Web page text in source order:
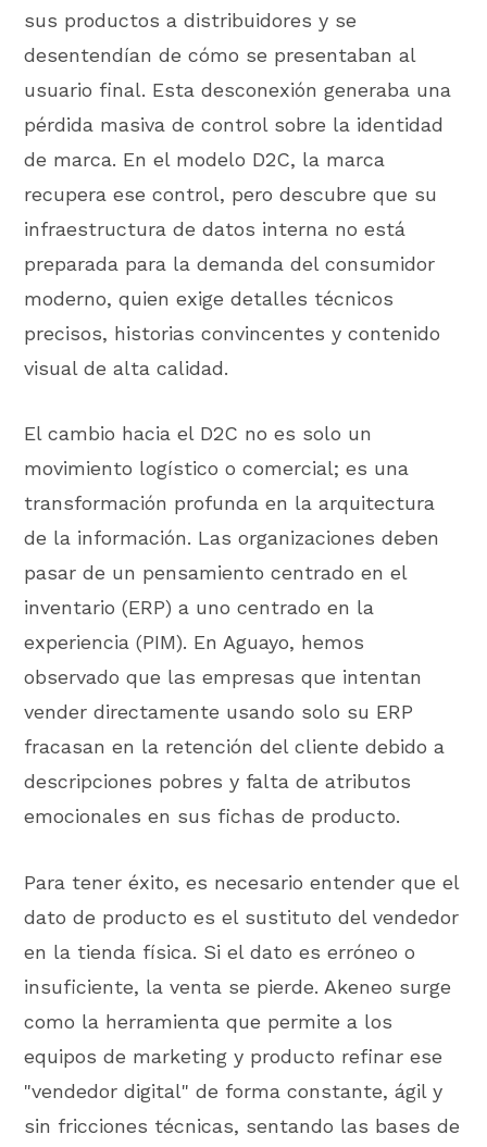
sus productos a distribuidores y se
desentendían de cómo se presentaban al
usuario final. Esta desconexión generaba una
pérdida masiva de control sobre la identidad
de marca. En el modelo D2C, la marca
recupera ese control, pero descubre que su
infraestructura de datos interna no está
preparada para la demanda del consumidor
moderno, quien exige detalles técnicos
precisos, historias convincentes y contenido
visual de alta calidad.
El cambio hacia el D2C no es solo un
movimiento logístico o comercial; es una
transformación profunda en la arquitectura
de la información. Las organizaciones deben
pasar de un pensamiento centrado en el
inventario (ERP) a uno centrado en la
experiencia (PIM). En Aguayo, hemos
observado que las empresas que intentan
vender directamente usando solo su ERP
fracasan en la retención del cliente debido a
descripciones pobres y falta de atributos
emocionales en sus fichas de producto.
Para tener éxito, es necesario entender que el
dato de producto es el sustituto del vendedor
en la tienda física. Si el dato es erróneo o
insuficiente, la venta se pierde. Akeneo surge
como la herramienta que permite a los
equipos de marketing y producto refinar ese
"vendedor digital" de forma constante, ágil y
sin fricciones técnicas, sentando las bases de